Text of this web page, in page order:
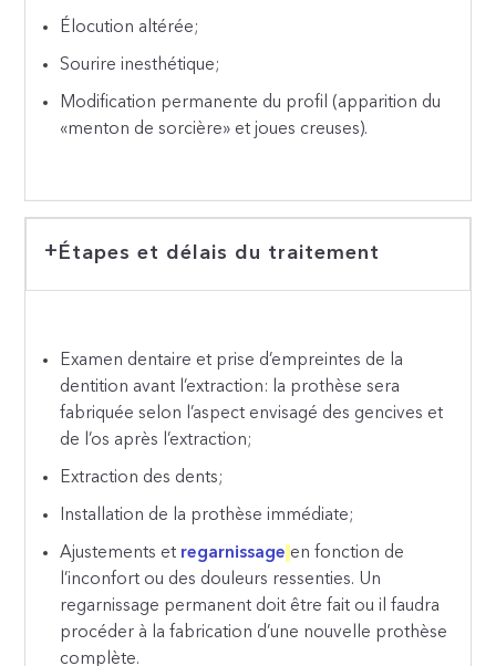
Élocution altérée;
Sourire inesthétique;
Modification permanente du profil (apparition du
«menton de sorcière» et joues creuses).
Étapes et délais du traitement
Examen dentaire et prise d’empreintes de la
dentition avant l’extraction: la prothèse sera
fabriquée selon l’aspect envisagé des gencives et
de l’os après l’extraction;
Extraction des dents;
Installation de la prothèse immédiate;
Ajustements et regarnissage en fonction de
l’inconfort ou des douleurs ressenties. Un
regarnissage permanent doit être fait ou il faudra
procéder à la fabrication d’une nouvelle prothèse
complète.